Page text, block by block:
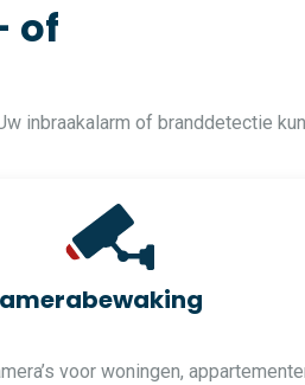
of
inbraakalarm of branddetectie
voor woningen,